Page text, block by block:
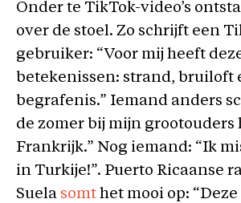
Onder te TikTok-video’s
over de stoel. Zo schrijft een
gebruiker: “Voor mij heeft
betekenissen: strand, bruiloft
begrafenis.” Iemand anders
de zomer bij mijn grootouders
Frankrijk.” Nog iemand: “Ik
in Turkije!”. Puerto Ricaanse
Suela somt het mooi op: